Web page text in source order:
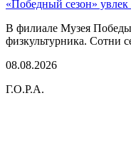
«Победный сезон»
В филиале Музея
физкультурника. Сотни
08.08.2026
Г.О.Р.А.